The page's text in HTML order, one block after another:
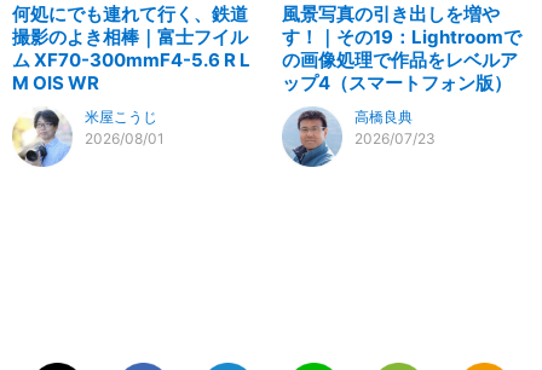
何処にでも連れて行く、鉄道
撮影のよき相棒｜富士フイル
ム XF70-300mmF4-5.6 R L
M OIS WR
米屋こうじ
2026/08/01
風景写真の引き出しを増や
す！｜その19：Lightroomで
の画像処理で作品をレベルア
ップ4（スマートフォン版）
高橋良典
2026/07/23